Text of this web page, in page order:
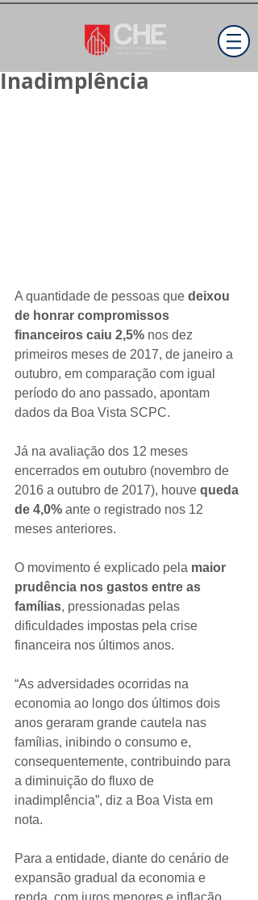
Inadimplência
A quantidade de pessoas que deixou
de honrar compromissos
financeiros caiu 2,5% nos dez
primeiros meses de 2017, de janeiro a
outubro, em comparação com igual
período do ano passado, apontam
dados da Boa Vista SCPC.
Já na avaliação dos 12 meses
encerrados em outubro (novembro de
2016 a outubro de 2017), houve queda
de 4,0% ante o registrado nos 12
meses anteriores.
O movimento é explicado pela maior
prudência nos gastos entre as
famílias, pressionadas pelas
dificuldades impostas pela crise
financeira nos últimos anos.
“As adversidades ocorridas na
economia ao longo dos últimos dois
anos geraram grande cautela nas
famílias, inibindo o consumo e,
consequentemente, contribuindo para
a diminuição do fluxo de
inadimplência”, diz a Boa Vista em
nota.
Para a entidade, diante do cenário de
expansão gradual da economia e
renda, com juros menores e inflação